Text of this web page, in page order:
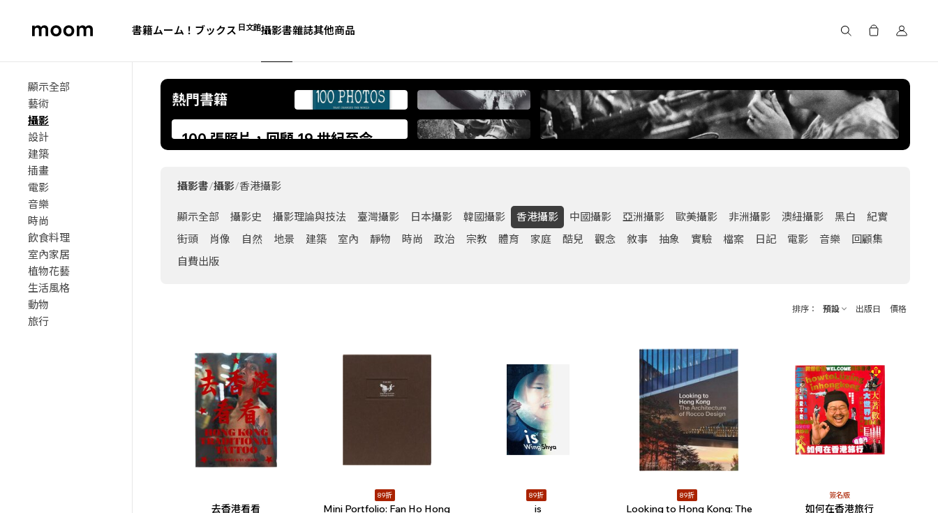
書籍ムーム！ブックス 日文館攝影書雜誌其他商品
顯示全部
藝術
攝影
設計
建築
插畫
電影
音樂
時尚
飲食料理
室內家居
植物花藝
生活風格
動物
旅行
熱門書籍
100 張照片，回顧 19 世紀至今全
that Changed the World》
攝影書/攝影/香港攝影
顯示全部 攝影史 攝影理論與技法 臺灣攝影 日本攝影 韓國攝影 香港攝影 中國攝影 亞洲攝影 歐美攝影 非洲攝影 澳紐攝影 黑白
紀實
街頭
肖像 自然 地景 建築 室內 靜物 時尚 政治 宗教 體育 家庭 酷兒 觀念 敘事 抽象 實驗 檔案 日記 電影 音樂
回顧集
自費出版
排序 預設 出版日 價格
去香港看看
89折
Mini Portfolio: Fan Ho Hong
89折
is
89折
Looking to Hong Kong: The
簽名版
如何在香港旅行